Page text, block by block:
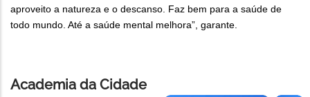
aproveito a natureza e o descanso. Faz bem para a saúde de
todo mundo. Até a saúde mental melhora”, garante.
Academia da Cidade